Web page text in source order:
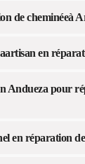
de cheminéeà
en
Andueza pour
en réparation